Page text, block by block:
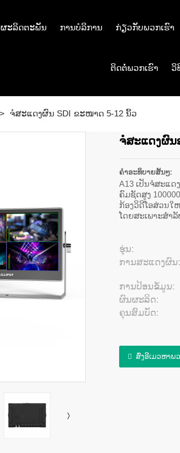
ຜະລິດຕະພັນ ການບໍລິການ ກ່ຽວກັບພວກເຮົາ
ຕິດຕໍ່ພວກເຮົາ ວິ
ຈໍສະແດງຜົນ SDI ຂະໜາດ 5-12 ນິ້ວ
ຈໍສະແດງຜົນ
ຄໍາອະທິບາຍສັ້ນໆ:
A13 ເປັນຈໍສະແ
ຄົມຊັດສູງ
ກ້ອງວິດີໂອສ່ວນໃ
ໂດຍສະເພາະສຳ
ຮຸ່ນ:
ການສະແດງຜົນ:
ການປ້ອນຂໍ້ມູນ:
ຜົນຜະລິດ:
ຄຸນສົມບັດ:
ສົ່ງອີເມວຫາພ